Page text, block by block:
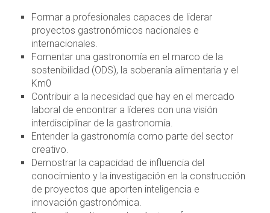
Formar a profesionales capaces de liderar
proyectos gastronómicos nacionales e
internacionales.
Fomentar una gastronomía en el marco de la
sostenibilidad (ODS), la soberanía alimentaria y el
Km0
Contribuir a la necesidad que hay en el mercado
laboral de encontrar a líderes con una visión
interdisciplinar de la gastronomía.
Entender la gastronomía como parte del sector
creativo.
Demostrar la capacidad de influencia del
conocimiento y la investigación en la construcción
de proyectos que aporten inteligencia e
innovación gastronómica.